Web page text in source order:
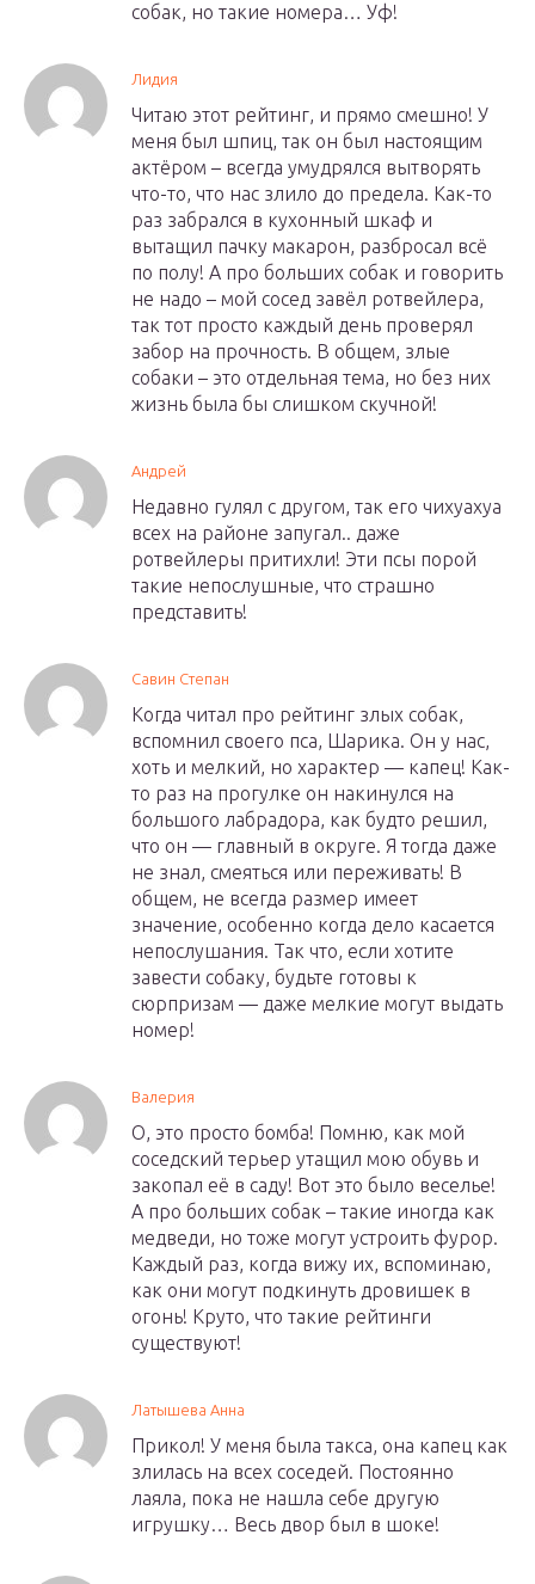
собак, но такие номера… Уф!
Лидия
Читаю этот рейтинг, и прямо смешно! У
меня был шпиц, так он был настоящим
актёром – всегда умудрялся вытворять
что-то, что нас злило до предела. Как-то
раз забрался в кухонный шкаф и
вытащил пачку макарон, разбросал всё
по полу! А про больших собак и говорить
не надо – мой сосед завёл ротвейлера,
так тот просто каждый день проверял
забор на прочность. В общем, злые
собаки – это отдельная тема, но без них
жизнь была бы слишком скучной!
Андрей
Недавно гулял с другом, так его чихуахуа
всех на районе запугал.. даже
ротвейлеры притихли! Эти псы порой
такие непослушные, что страшно
представить!
Савин Степан
Когда читал про рейтинг злых собак,
вспомнил своего пса, Шарика. Он у нас,
хоть и мелкий, но характер — капец! Как-
то раз на прогулке он накинулся на
большого лабрадора, как будто решил,
что он — главный в округе. Я тогда даже
не знал, смеяться или переживать! В
общем, не всегда размер имеет
значение, особенно когда дело касается
непослушания. Так что, если хотите
завести собаку, будьте готовы к
сюрпризам — даже мелкие могут выдать
номер!
Валерия
О, это просто бомба! Помню, как мой
соседский терьер утащил мою обувь и
закопал её в саду! Вот это было веселье!
А про больших собак – такие иногда как
медведи, но тоже могут устроить фурор.
Каждый раз, когда вижу их, вспоминаю,
как они могут подкинуть дровишек в
огонь! Круто, что такие рейтинги
существуют!
Латышева Анна
Прикол! У меня была такса, она капец как
злилась на всех соседей. Постоянно
лаяла, пока не нашла себе другую
игрушку… Весь двор был в шоке!